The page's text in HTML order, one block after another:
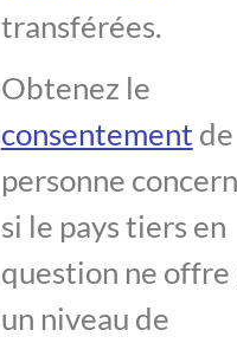
transférées.
Obtenez le
consentement
personne
si le pays tiers en
question ne offre
un niveau de